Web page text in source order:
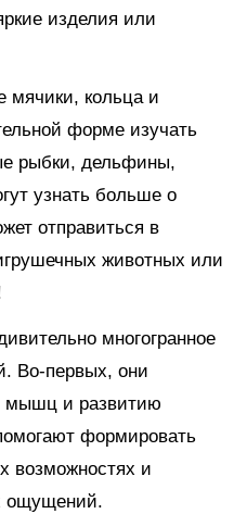
изделия или
мячики, кольца и
форме изучать
рыбки, дельфины,
узнать больше о
отправиться в
животных или
многогранное
Во-первых, они
мышц и развитию
формировать
возможностях и
ощущений.